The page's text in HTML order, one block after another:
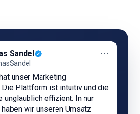
Sandel ⋯
unser Marketing
Plattform ist intuitiv und die
unglaublich effizient. In nur
wir unseren Umsatz